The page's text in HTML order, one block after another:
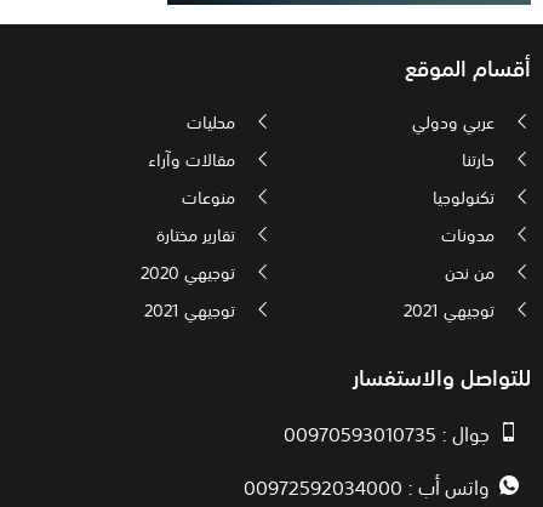
أقسام الموقع
عربي ودولي
محليات
حارتنا
مقالات وآراء
تكنولوجيا
منوعات
مدونات
تقارير مختارة
من نحن
توجيهي 2020
توجيهي 2021
توجيهي 2021
للتواصل والاستفسار
جوال : 00970593010735
واتس أب : 00972592034000